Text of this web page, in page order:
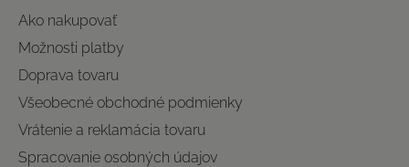
Ako nakupovať
Možnosti platby
Doprava tovaru
Všeobecné obchodné podmienky
Vrátenie a reklamácia tovaru
Spracovanie osobných údajov